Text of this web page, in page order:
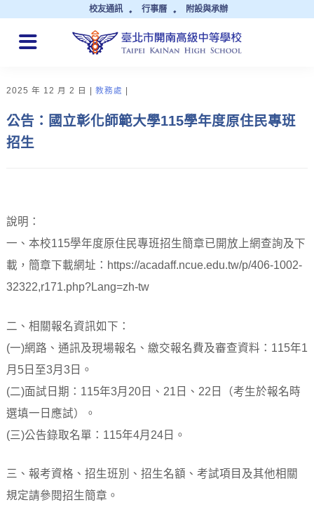
校友通訊 行事曆 附設與承辦
QUICK LINKS
2025 年 12 月 2 日 教務處
公告：國立彰化師範大學115學年度原住民專班
招生
說明：
一、本校115學年度原住民專班招生簡章已開放上網查詢及下
載，簡章下載網址：https://acadaff.ncue.edu.tw/p/406-1002-
32322,r171.php?Lang=zh-tw
二、相關報名資訊如下：
(一)網路、通訊及現場報名、繳交報名費及審查資料：115年1
月5日至3月3日。
(二)面試日期：115年3月20日、21日、22日（考生於報名時
選填一日應試）。
(三)公告錄取名單：115年4月24日。
三、報考資格、招生班別、招生名額、考試項目及其他相關
規定請參閱招生簡章。